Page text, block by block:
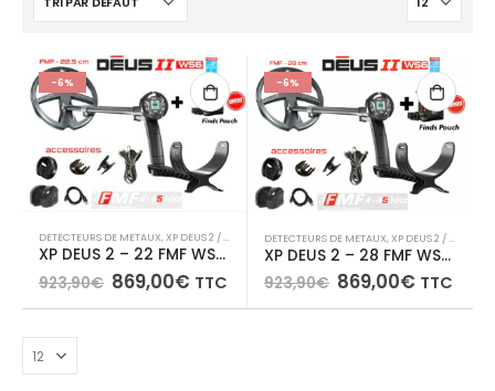
-6%
DETECTEURS DE METAUX,XP DEUS 2 / ICON / ICON X /ORX
XP DEUS 2 – 22 FMF WS6 Master
923,90€ Le
initial
869,00€Le
actuel
TTC
-6%
DETECTEURS DE METAUX,XP DEUS 2 / ICON / ICON X /ORX
XP DEUS 2 – 28 FMF WS6 Master
923,90€ Le
initial
869,00€Le
actuel
TTC